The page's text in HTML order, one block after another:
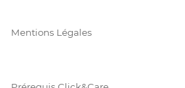
Mentions Légales